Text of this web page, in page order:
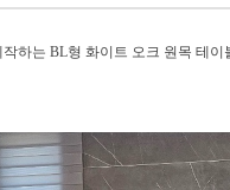
하는 BL형 화이트 오크 원목 테이